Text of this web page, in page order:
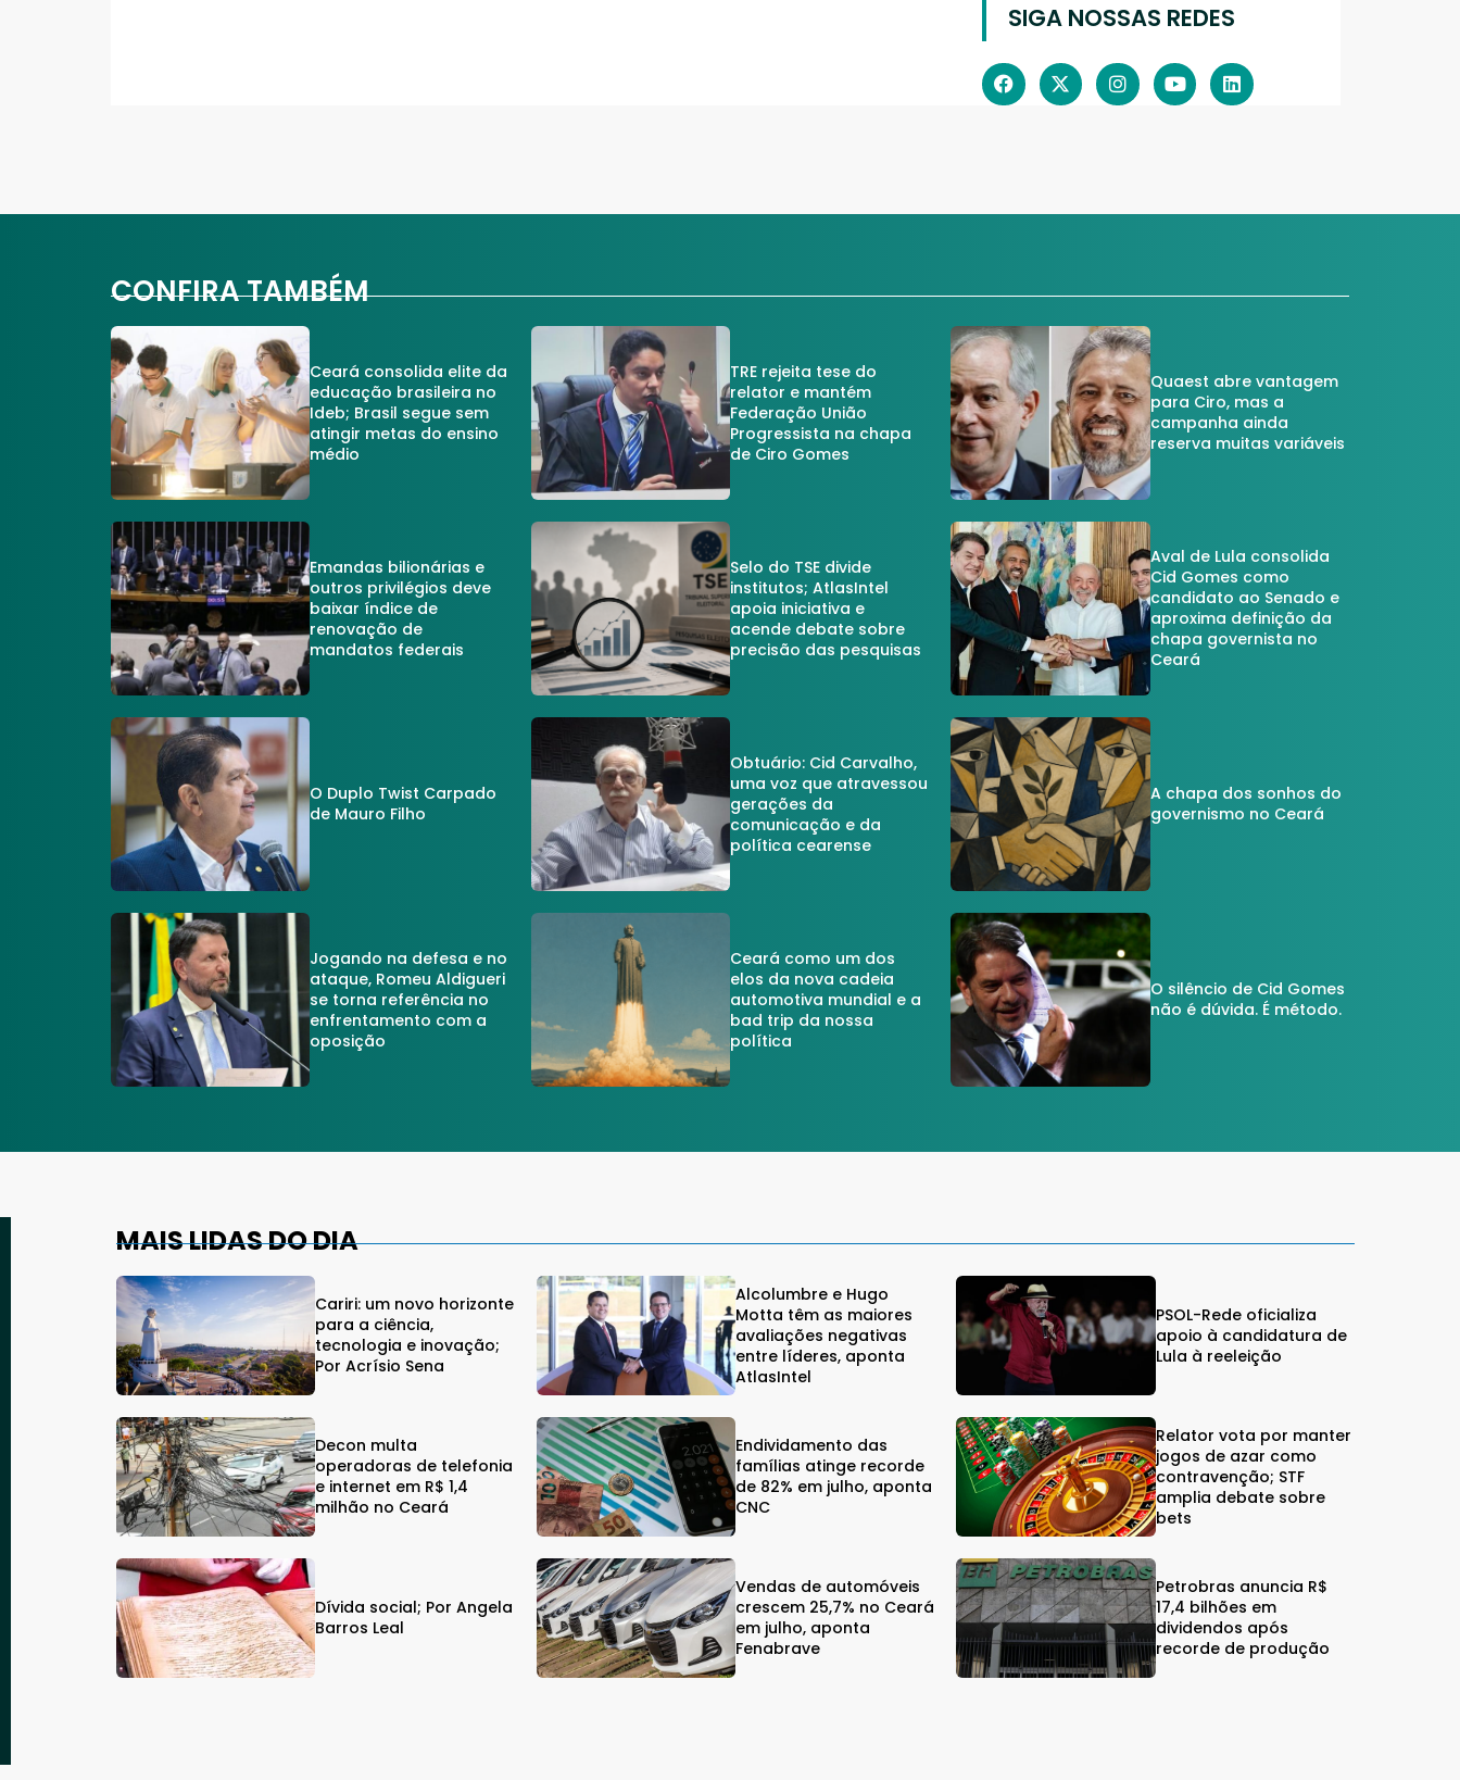
SIGA NOSSAS REDES
CONFIRA TAMBÉM
Ceará consolida elite da
educação brasileira no
Ideb; Brasil segue sem
atingir metas do ensino
médio
TRE rejeita tese do
relator e mantém
Federação União
Progressista na chapa
de Ciro Gomes
Quaest abre vantagem
para Ciro, mas a
campanha ainda
reserva muitas variáveis
Emandas bilionárias e
outros privilégios deve
baixar índice de
renovação de
mandatos federais
Selo do TSE divide
institutos; AtlasIntel
apoia iniciativa e
acende debate sobre
precisão das pesquisas
Aval de Lula consolida
Cid Gomes como
candidato ao Senado e
aproxima definição da
chapa governista no
Ceará
O Duplo Twist Carpado
de Mauro Filho
Obtuário: Cid Carvalho,
uma voz que atravessou
gerações da
comunicação e da
política cearense
A chapa dos sonhos do
governismo no Ceará
Jogando na defesa e no
ataque, Romeu Aldigueri
se torna referência no
enfrentamento com a
oposição
Ceará como um dos
elos da nova cadeia
automotiva mundial e a
bad trip da nossa
política
O silêncio de Cid Gomes
não é dúvida. É método.
MAIS LIDAS DO DIA
Cariri: um novo horizonte
para a ciência,
tecnologia e inovação;
Por Acrísio Sena
Alcolumbre e Hugo
Motta têm as maiores
avaliações negativas
entre líderes, aponta
AtlasIntel
PSOL-Rede oficializa
apoio à candidatura de
Lula à reeleição
Decon multa
operadoras de telefonia
e internet em R$ 1,4
milhão no Ceará
Endividamento das
famílias atinge recorde
de 82% em julho, aponta
CNC
Relator vota por manter
jogos de azar como
contravenção; STF
amplia debate sobre
bets
Dívida social; Por Angela
Barros Leal
Vendas de automóveis
crescem 25,7% no Ceará
em julho, aponta
Fenabrave
Petrobras anuncia R$
17,4 bilhões em
dividendos após
recorde de produção